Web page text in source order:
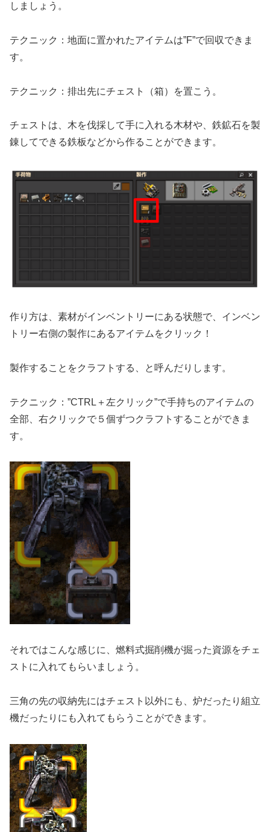
しましょう。
テクニック：地面に置かれたアイテムは”F”で回収できま
す。
テクニック：排出先にチェスト（箱）を置こう。
チェストは、木を伐採して手に入れる木材や、鉄鉱石を製
錬してできる鉄板などから作ることができます。
作り方は、素材がインベントリーにある状態で、インベン
トリー右側の製作にあるアイテムをクリック！
製作することをクラフトする、と呼んだりします。
テクニック：”CTRL＋左クリック”で手持ちのアイテムの
全部、右クリックで５個ずつクラフトすることができま
す。
それではこんな感じに、燃料式掘削機が掘った資源をチェ
ストに入れてもらいましょう。
三角の先の収納先にはチェスト以外にも、炉だったり組立
機だったりにも入れてもらうことができます。